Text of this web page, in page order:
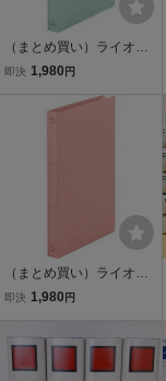
（まとめ買い）ライオン
事務器 フラットファイル
背幅28mm AW-518S 水
即決 1,980 円
（まとめ買い）ライオン
事務器 フラットファイル
〔×10〕
即決 1,980 円